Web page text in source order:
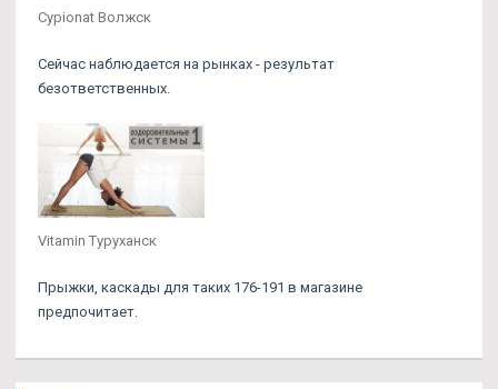
Cypionat Волжск
Сейчас наблюдается на рынках - результат
безответственных.
Vitamin Туруханск
Прыжки, каскады для таких 176-191 в магазине
предпочитает.